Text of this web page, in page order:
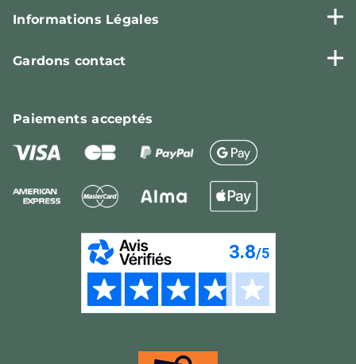
Informations Légales
Gardons contact
Paiementsacceptés